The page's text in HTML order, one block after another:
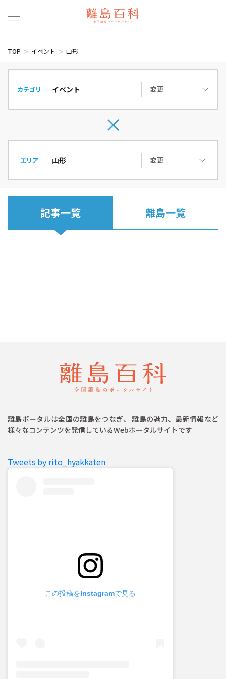
TOP イベント 山形
カテゴリ 変更
エリア 変更
記事一覧 離島一覧
離島ポータルは全国の離島をつなぎ、 離島の魅力、最新情報など
様々なコンテンツを発信しているWebポータルサイトです
Tweets by rito_hyakkaten
この投稿をInstagramで見る